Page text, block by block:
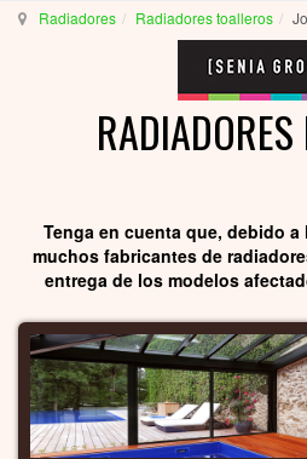
Radiadores Radiadores toalleros
Tenga en cuenta que, debido
muchos fabricantes de
entrega de los modelos